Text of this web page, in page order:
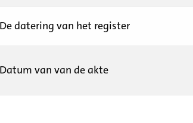
De datering van het register
Datum van van de akte